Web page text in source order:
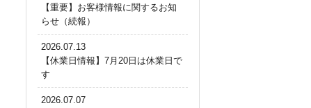
【重要】お客様情報に関するお知
らせ（続報）
2026.07.13
【休業日情報】7月20日は休業日で
す
2026.07.07